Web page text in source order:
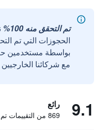
تم التحقق منه 100%
الحجوزات التي تم
مع شركائنا
9.1 رائع
869 من التقييمات تم التحقق منها